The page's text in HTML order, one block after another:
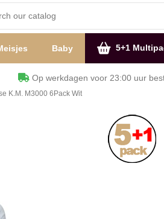
Baby 5+1
Op werkdagen voor 23:00
K.M. M3000 6Pack Wit